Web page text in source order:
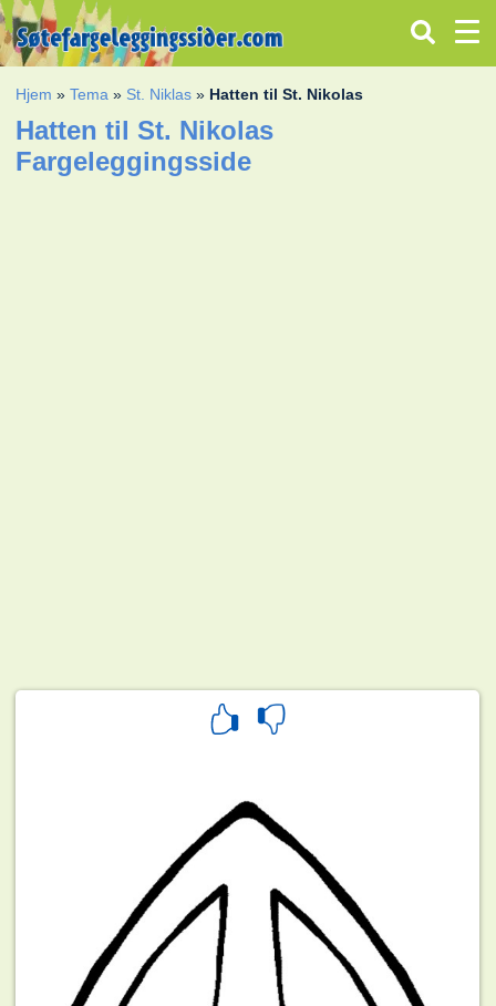
Hjem »Tema » St. Niklas » Hatten til St. Nikolas
Hatten til St. Nikolas
Fargeleggingsside